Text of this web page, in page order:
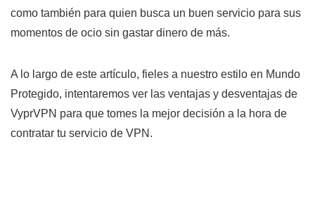
como también para quien busca un buen servicio para sus
momentos de ocio sin gastar dinero de más.
A lo largo de este artículo, fieles a nuestro estilo en Mundo
Protegido, intentaremos ver las ventajas y desventajas de
VyprVPN para que tomes la mejor decisión a la hora de
contratar tu servicio de VPN.